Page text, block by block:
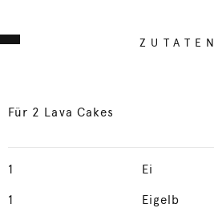
ZUTATEN
Für 2 Lava Cakes
1 Ei
1 Eigelb